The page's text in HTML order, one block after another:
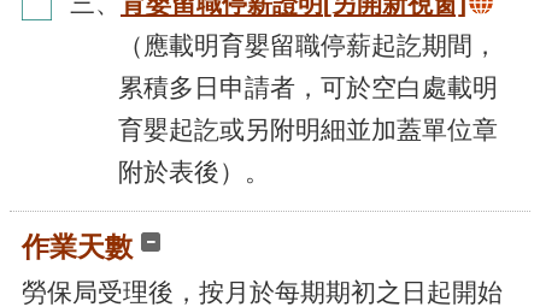
（應載明育嬰留職停薪起訖期間，
累積多日申請者，可於空白處載明
育嬰起訖或另附明細並加蓋單位章
附於表後）。
作業天數
勞保局受理後，按月於每期期初之日起開始